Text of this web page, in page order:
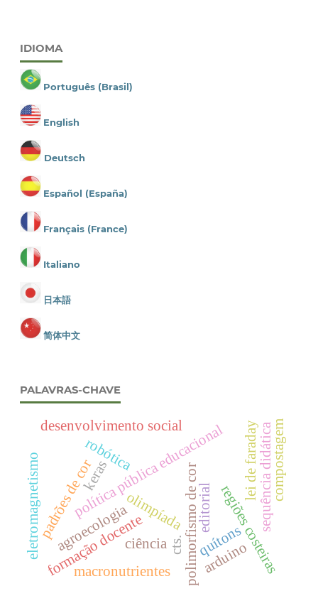
IDIOMA
Português (Brasil)
English
Deutsch
Español (España)
Français (France)
Italiano
日本語
简体中文
PALAVRAS-CHAVE
editorial
olimpíada
política pública educacional
padrões de cor polimorfismo de corquítons
regiões costeiras
robótica
keras
desenvolvimento social
formação docente
sequência didática
cts.
agroecologia
compostagem
lei de faraday
eletromagnetismo
ciência
macronutrientes
arduino